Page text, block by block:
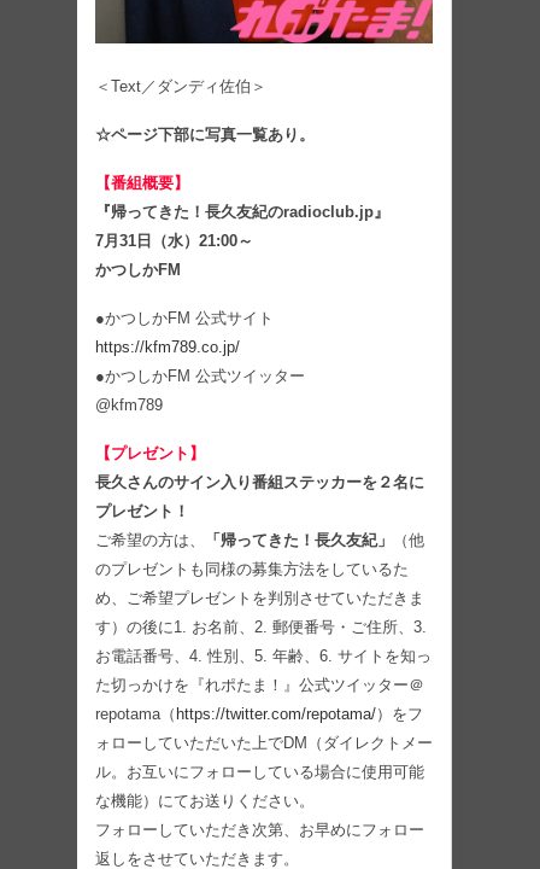
＜Text／ダンディ佐伯＞
☆ページ下部に写真一覧あり。
【番組概要】
『帰ってきた！長久友紀のradioclub.jp』
7月31日（水）21:00～
かつしかFM
●かつしかFM 公式サイト
https://kfm789.co.jp/
●かつしかFM 公式ツイッター
@kfm789
【プレゼント】
長久さんのサイン入り番組ステッカーを２名に
プレゼント！
ご希望の方は、
「帰ってきた！長久友紀」
（他
のプレゼントも同様の募集方法をしているた
め、ご希望プレゼントを判別させていただきま
す）の後に1. お名前、2. 郵便番号・ご住所、3.
お電話番号、4. 性別、5. 年齢、6. サイトを知っ
た切っかけを『れポたま！』公式ツイッター＠
repotama（ https://twitter.com/repotama/）をフ
ォローしていただいた上でDM（ダイレクトメー
ル。お互いにフォローしている場合に使用可能
な機能）にてお送りください。
フォローしていただき次第、お早めにフォロー
返しをさせていただきます。